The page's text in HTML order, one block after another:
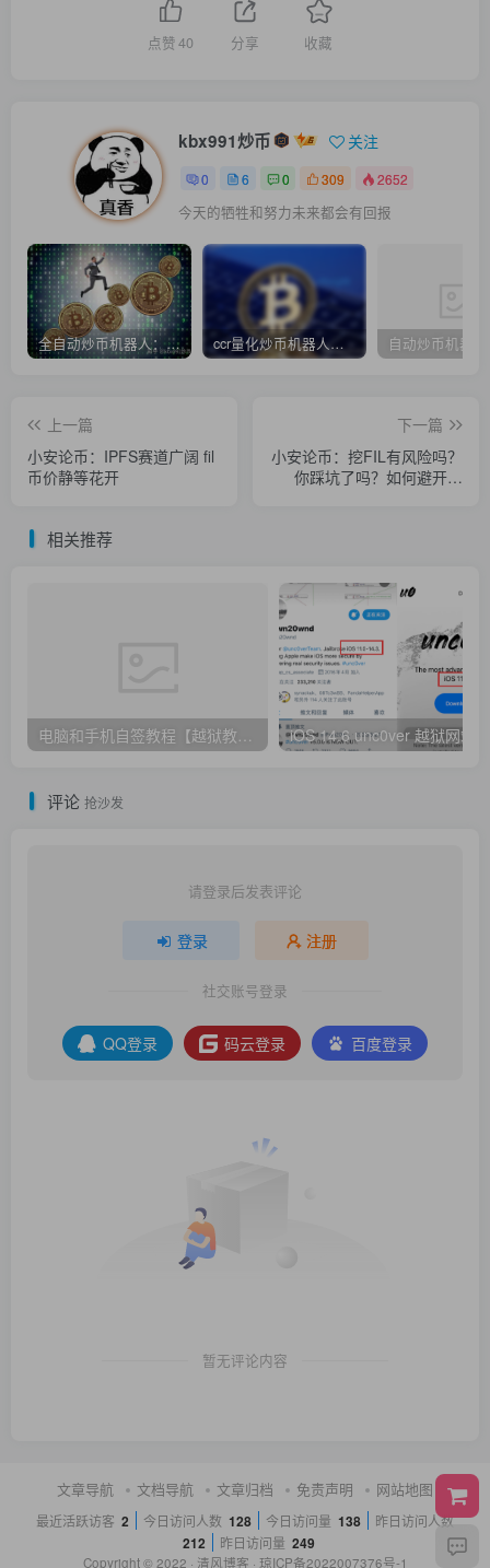
点赞40 分享 收藏
kbx991炒币 关注
0 6 0 309 2652
今天的牺牲和努力未来都会有回报
全自动炒币机器人：币圈投资，也是一个学习的过程 ccr量化炒币机器人：币圈小白炒币必须克服的五种心态
上一篇
小安论币：IPFS赛道广阔 fil
币价静等花开
下一篇
小安论币：挖FIL有风险吗？
你踩坑了吗？如何避开陷
相关推荐
电脑和手机自签教程【越狱教程】
评论 抢沙发
请登录后发表评论
登录 注册
社交账号登录
QQ登录 码云登录 百度登录
暂无评论内容
文章导航 文档导航 文章归档 免责声明 网站地图
最近活跃访客 2 今日访问人数 128 今日访问量 138 昨日访问人数
212 昨日访问量 249
Copyright © 2022 · 清风博客 · 琼ICP备2022007376号-1